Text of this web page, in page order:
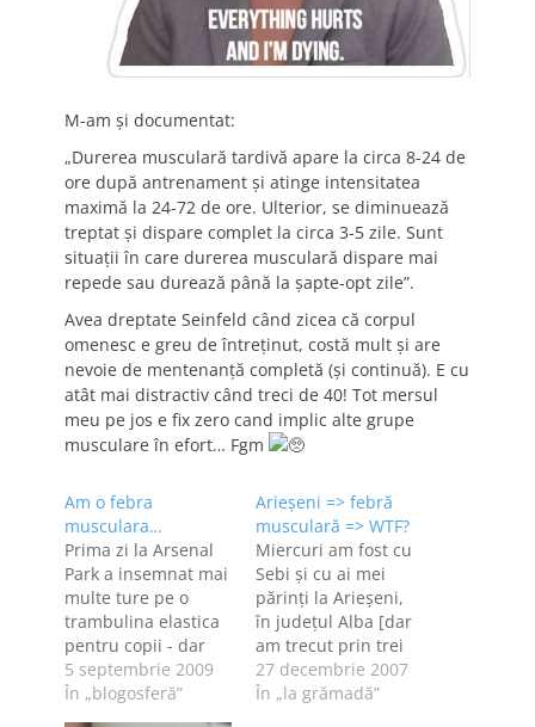
M-am și documentat:
„Durerea musculară tardivă apare la circa 8-24 de
ore după antrenament și atinge intensitatea
maximă la 24-72 de ore. Ulterior, se diminuează
treptat și dispare complet la circa 3-5 zile. Sunt
situații în care durerea musculară dispare mai
repede sau durează până la șapte-opt zile”.
Avea dreptate Seinfeld când zicea că corpul
omenesc e greu de întreținut, costă mult și are
nevoie de mentenanță completă (și continuă). E cu
atât mai distractiv când treci de 40! Tot mersul
meu pe jos e fix zero cand implic alte grupe
musculare în efort… Fgm
Am o febra
musculara…
Prima zi la Arsenal
Park a insemnat mai
multe ture pe o
trambulina elastica
pentru copii - dar
suficient de mare
cat sa-l tina si pe
5 septembrie 2009
În „blogosferă”
Arieşeni => febră
musculară => WTF?
Miercuri am fost cu
Sebi şi cu ai mei
părinţi la Arieşeni,
în judeţul Alba [dar
am trecut prin trei
judeţe ca să
ajungem acolo,
27 decembrie 2007
În „la grămadă”